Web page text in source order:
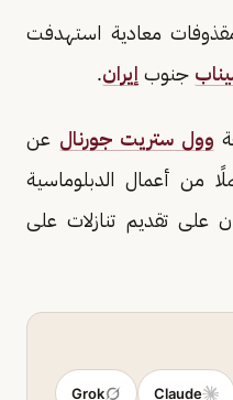
التلفزيون الإيراني بأن 5 مقذوفات معادية استهدفت
جنوب إيران.
وول ستريت جورنال عن
من أعمال الدبلوماسية
على تقديم تنازلات على
Claude
Grok